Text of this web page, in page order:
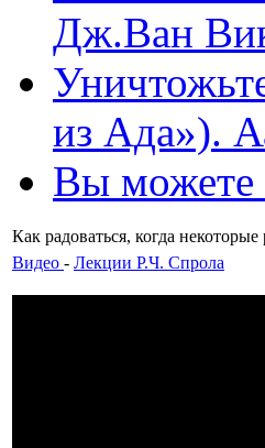
Дж.Ван
из Ада»).
Вы можете
Как радоваться, когда
Видео - Лекции Р.Ч. Спрола